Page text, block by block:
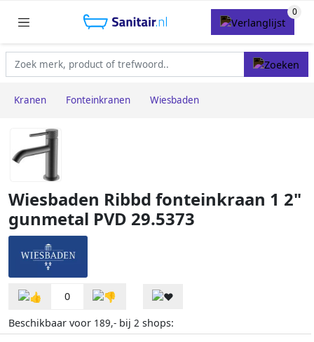
Kranen Fonteinkranen Wiesbaden
Wiesbaden Ribbd fonteinkraan 1 2"
gunmetal PVD 29.5373
0
Beschikbaar voor 189,- bij 2 shops: